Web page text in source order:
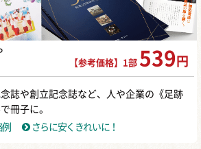
い」という方もい […]
活動に便利なアプリ9選！原稿もレ
...
ぜひアプリを使ってみてくださ
プロットを作れるアプリから在庫
できるアプリまで […]
【参考価格】1部 539 円
誌や創立記念誌など、人や企業の《足跡
冊子に。
さらに安くきれいに！